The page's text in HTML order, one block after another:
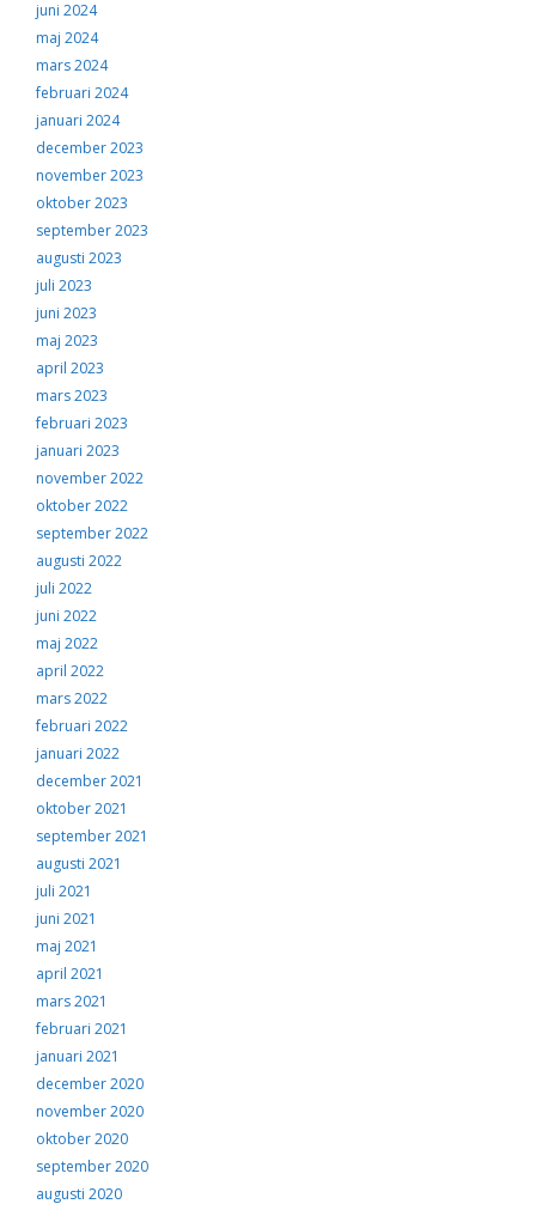
juni 2024
maj 2024
mars 2024
februari 2024
januari 2024
december 2023
november 2023
oktober 2023
september 2023
augusti 2023
juli 2023
juni 2023
maj 2023
april 2023
mars 2023
februari 2023
januari 2023
november 2022
oktober 2022
september 2022
augusti 2022
juli 2022
juni 2022
maj 2022
april 2022
mars 2022
februari 2022
januari 2022
december 2021
oktober 2021
september 2021
augusti 2021
juli 2021
juni 2021
maj 2021
april 2021
mars 2021
februari 2021
januari 2021
december 2020
november 2020
oktober 2020
september 2020
augusti 2020